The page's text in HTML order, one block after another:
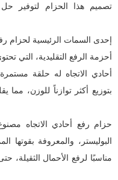
تصميم هذا الحزام لتوفير
إحدى السمات الرئيسية لحزام
أحزمة الرفع التقليدية،
أحادي الاتجاه له حلقة
بتوزيع أكثر توازناً للوزن،
حزام رفع أحادي الاتجاه
البوليستر، والمعروفة بقوتها